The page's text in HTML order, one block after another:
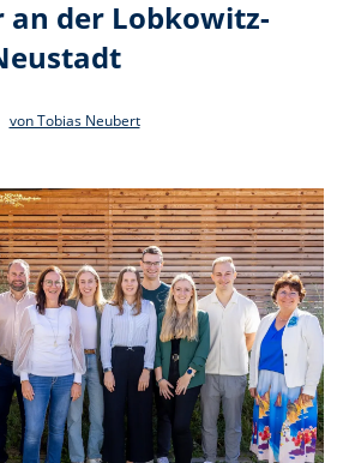
an der Lobkowitz-
von Tobias Neubert